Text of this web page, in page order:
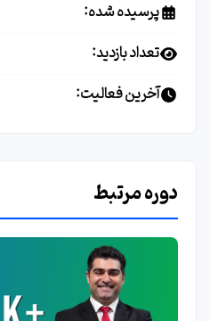
پرسیده شده:
تعداد بازدید:
آخرین فعالیت:
دوره مرتبط